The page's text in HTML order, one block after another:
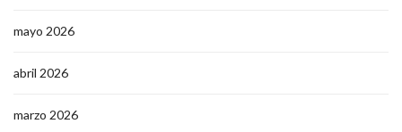
mayo 2026
abril 2026
marzo 2026